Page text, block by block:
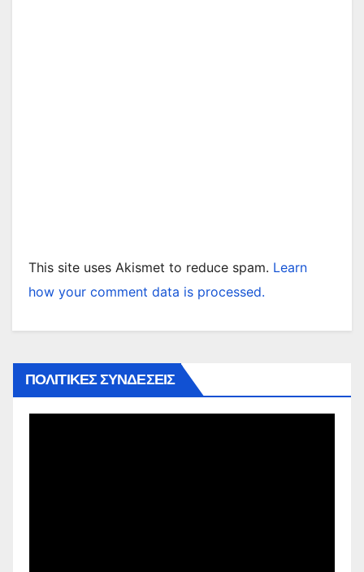
This site uses Akismet to reduce spam. Learn
how your comment data is processed.
ΠΟΛΙΤΙΚΕΣ ΣΥΝΔΕΣΕΙΣ